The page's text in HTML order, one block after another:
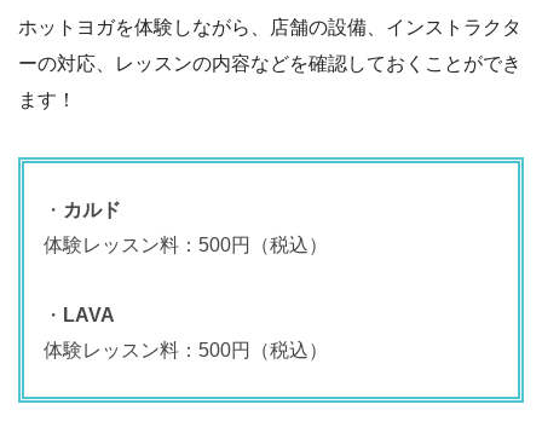
ホットヨガを体験しながら、店舗の設備、インストラクタ
ーの対応、レッスンの内容などを確認しておくことができ
ます！
・ カルド
体験レッスン料：500円（税込）
・ LAVA
体験レッスン料：500円（税込）